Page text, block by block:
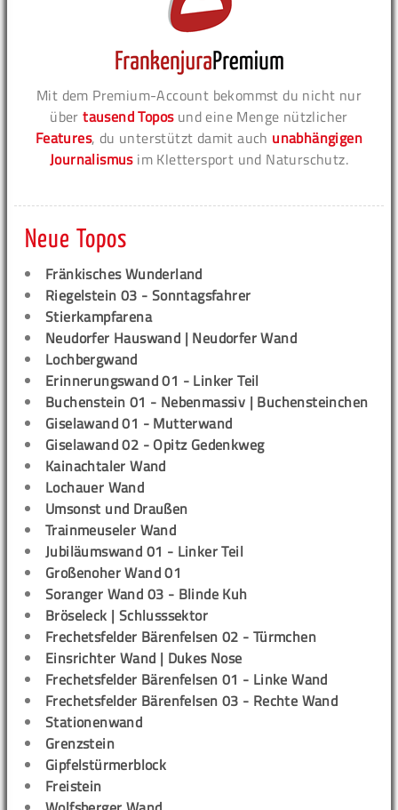
Mit dem Premium-Account bekommst du nicht nur
übertausend Toposund eine Menge nützlicher
Features, du unterstützt damit auch unabhängigen
Journalismusim Klettersport und Naturschutz.
Neue Topos
Fränkisches Wunderland
Riegelstein 03 - Sonntagsfahrer
Stierkampfarena
Neudorfer Hauswand | Neudorfer Wand
Lochbergwand
Erinnerungswand 01 - Linker Teil
Buchenstein 01 - Nebenmassiv | Buchensteinchen
Giselawand 01 - Mutterwand
Giselawand 02 - Opitz Gedenkweg
Kainachtaler Wand
Lochauer Wand
Umsonst und Draußen
Trainmeuseler Wand
Jubiläumswand 01 - Linker Teil
Großenoher Wand 01
Soranger Wand 03 - Blinde Kuh
Bröseleck | Schlusssektor
Frechetsfelder Bärenfelsen 02 - Türmchen
Einsrichter Wand | Dukes Nose
Frechetsfelder Bärenfelsen 01 - Linke Wand
Frechetsfelder Bärenfelsen 03 - Rechte Wand
Stationenwand
Grenzstein
Gipfelstürmerblock
Freistein